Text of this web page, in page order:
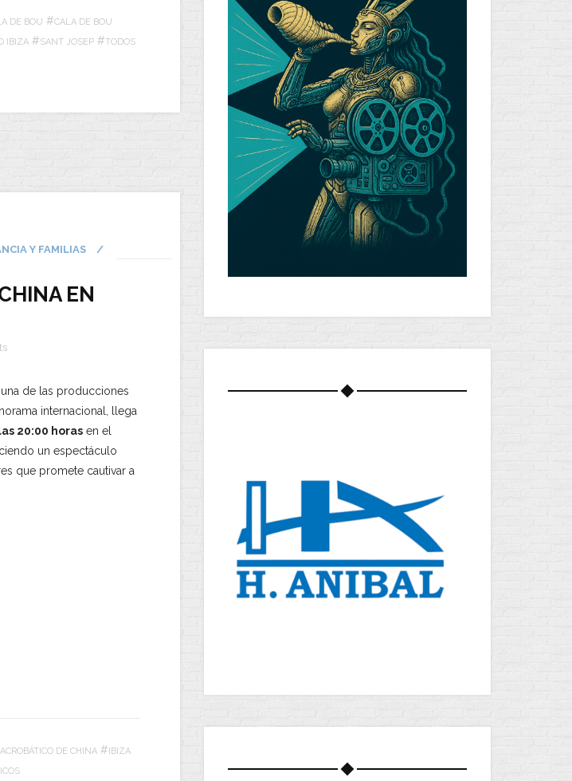
DE BOU #CALA DE BOU
IBIZA #SANT JOSEP #TODOS
Y FAMILIAS
/
EN
, una de las producciones
internacional, llega
20:00 horas en el
un espectáculo
que promete cautivar a
DE CHINA #IBIZA